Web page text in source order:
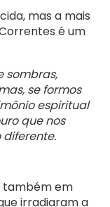
mas a mais
é um
sombras,
se formos
espiritual
que nos
também em
irradiaram a